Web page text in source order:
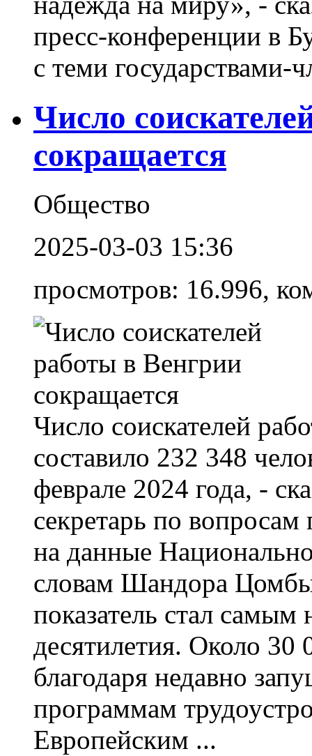
пресс-конференции в
с теми государствами-
Число
сокращается
Общество
2025-03-03 15:36
просмотров: 16.996,
Число соискателей
составило 232 348
феврале 2024 года, -
секретарь по вопросам
на данные
словам Шандора
показатель стал самым
десятилетия. Около 30
благодаря недавно
программам
Европейским ...